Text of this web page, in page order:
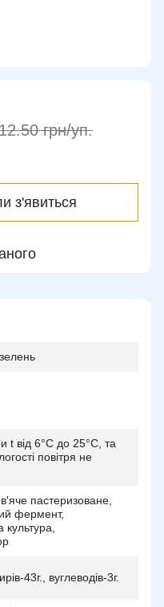
грн/уп.
з'явиться
t вiд 6°C до 25°C, та
повiтря не
пастеризоване,
фермент,
культура,
43г., вуглеводiв-3г.